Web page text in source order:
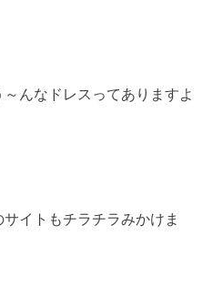
んなドレスってありますよ
イトもチラチラみかけま